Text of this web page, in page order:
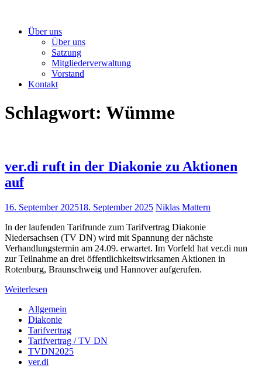
Über uns
Über uns
Satzung
Mitgliederverwaltung
Vorstand
Kontakt
Schlagwort: Wümme
ver.di ruft in der Diakonie zu Aktionen
auf
16. September 202518. September 2025 Niklas Mattern
In der laufenden Tarifrunde zum Tarifvertrag Diakonie
Niedersachsen (TV DN) wird mit Spannung der nächste
Verhandlungstermin am 24.09. erwartet. Im Vorfeld hat ver.di nun
zur Teilnahme an drei öffentlichkeitswirksamen Aktionen in
Rotenburg, Braunschweig und Hannover aufgerufen.
Weiterlesen
Allgemein
Diakonie
Tarifvertrag
Tarifvertrag / TV DN
TVDN2025
ver.di